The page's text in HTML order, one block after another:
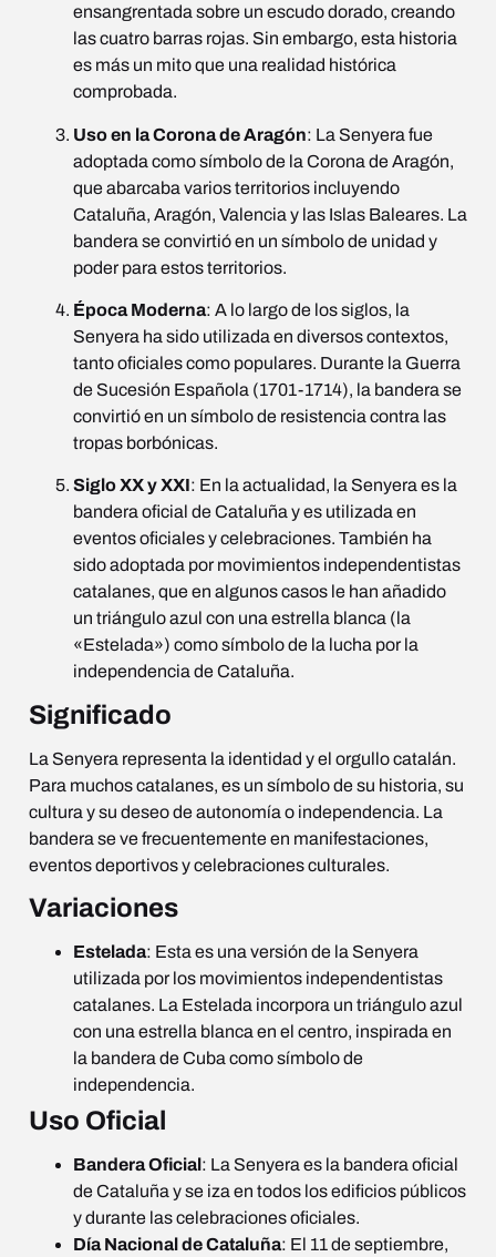
ensangrentada sobre un escudo dorado, creando
las cuatro barras rojas. Sin embargo, esta historia
es más un mito que una realidad histórica
comprobada.
Uso en la Corona de Aragón: La Senyera fue
adoptada como símbolo de la Corona de Aragón,
que abarcaba varios territorios incluyendo
Cataluña, Aragón, Valencia y las Islas Baleares. La
bandera se convirtió en un símbolo de unidad y
poder para estos territorios.
Época Moderna: A lo largo de los siglos, la
Senyera ha sido utilizada en diversos contextos,
tanto oficiales como populares. Durante la Guerra
de Sucesión Española (1701-1714), la bandera se
convirtió en un símbolo de resistencia contra las
tropas borbónicas.
Siglo XX y XXI: En la actualidad, la Senyera es la
bandera oficial de Cataluña y es utilizada en
eventos oficiales y celebraciones. También ha
sido adoptada por movimientos independentistas
catalanes, que en algunos casos le han añadido
un triángulo azul con una estrella blanca (la
«Estelada») como símbolo de la lucha por la
independencia de Cataluña.
Significado
La Senyera representa la identidad y el orgullo catalán.
Para muchos catalanes, es un símbolo de su historia, su
cultura y su deseo de autonomía o independencia. La
bandera se ve frecuentemente en manifestaciones,
eventos deportivos y celebraciones culturales.
Variaciones
Estelada: Esta es una versión de la Senyera
utilizada por los movimientos independentistas
catalanes. La Estelada incorpora un triángulo azul
con una estrella blanca en el centro, inspirada en
la bandera de Cuba como símbolo de
independencia.
Uso Oficial
Bandera Oficial: La Senyera es la bandera oficial
de Cataluña y se iza en todos los edificios públicos
y durante las celebraciones oficiales.
Día Nacional de Cataluña: El 11 de septiembre,